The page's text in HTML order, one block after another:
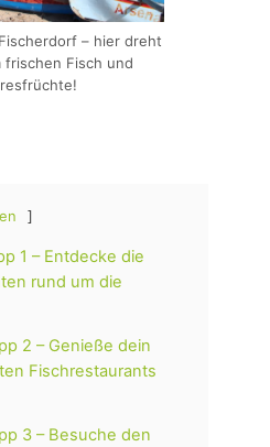
– hier dreht
frischen Fisch und
1 – Entdecke die
rund um die
2 – Genieße dein
Fischrestaurants
3 – Besuche den